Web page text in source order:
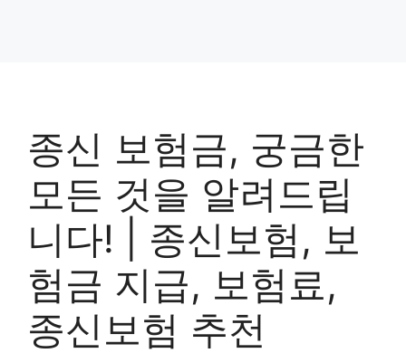
종신 보험금, 궁금한
모든 것을 알려드립
니다! | 종신보험, 보
험금 지급, 보험료,
종신보험 추천